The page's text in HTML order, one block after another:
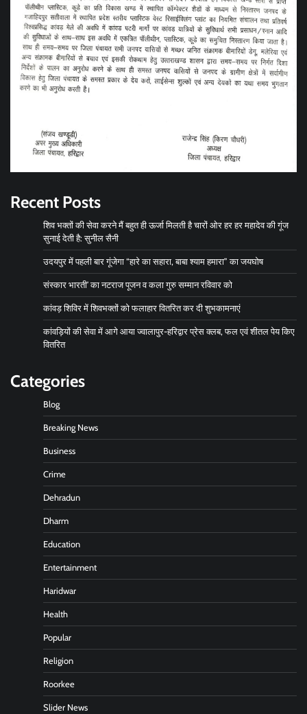
Recent Posts
शिव भक्तों की सेवा करने मैं बहुत ही ऊर्जा मिलती है चारों ओर हर हर महादेव की गूंज
सुनाई देती है: सुनील सैनी
उदयपुर में पहली बार गूंजेगा “हारे का सहारा, बाबा श्याम हमारा” का जयघोष
संस्कार भारती’ का नटराज पूजन व कला गुरु सम्मान रविवार को
कांवड़ शिविर में शिवभक्तों को फलाहार वितरित कर दी शुभकामनाएं
कांवड़ियों की सेवा में आगे आया ज्वालापुर-हरिद्वार प्रेस क्लब, फल एवं शीतल पेय किए
वितरित
Categories
Blog
Breaking News
Business
Crime
Dehradun
Dharm
Education
Entertainment
Haridwar
Health
Popular
Religion
Roorkee
Slider News